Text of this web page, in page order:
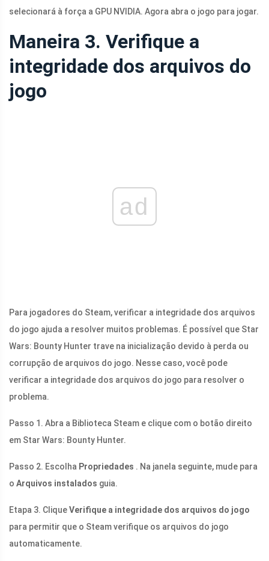
selecionará à força a GPU NVIDIA. Agora abra o jogo para jogar.
Maneira 3. Verifique a
integridade dos arquivos do
jogo
ad
Para jogadores do Steam, verificar a integridade dos arquivos
do jogo ajuda a resolver muitos problemas. É possível que Star
Wars: Bounty Hunter trave na inicialização devido à perda ou
corrupção de arquivos do jogo. Nesse caso, você pode
verificar a integridade dos arquivos do jogo para resolver o
problema.
Passo 1. Abra a Biblioteca Steam e clique com o botão direito
em Star Wars: Bounty Hunter.
Passo 2. Escolha Propriedades . Na janela seguinte, mude para
o Arquivos instalados guia.
Etapa 3. CliqueVerifique a integridade dos arquivos do jogo
para permitir que o Steam verifique os arquivos do jogo
automaticamente.